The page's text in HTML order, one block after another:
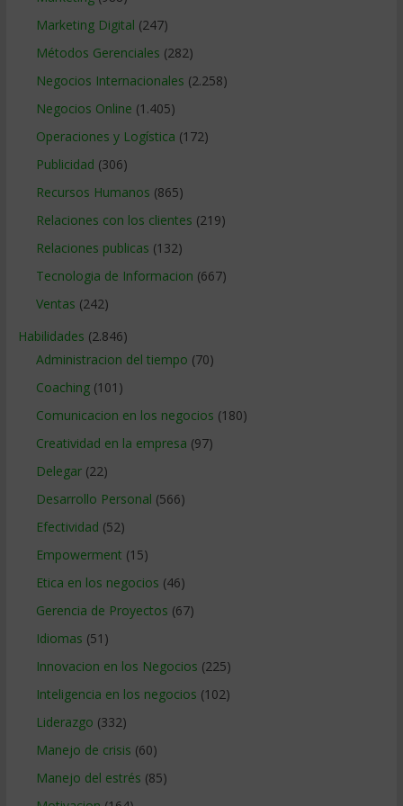
Marketing Digital (247)
Métodos Gerenciales (282)
Negocios Internacionales (2.258)
Negocios Online (1.405)
Operaciones y Logística (172)
Publicidad (306)
Recursos Humanos (865)
Relaciones con los clientes (219)
Relaciones publicas (132)
Tecnologia de Informacion (667)
Ventas (242)
Habilidades (2.846)
Administracion del tiempo (70)
Coaching(101)
Comunicacion en los negocios (180)
Creatividad en la empresa (97)
Delegar(22)
Desarrollo Personal (566)
Efectividad (52)
Empowerment (15)
Etica en los negocios (46)
Gerencia de Proyectos (67)
Idiomas (51)
Innovacion en los Negocios (225)
Inteligencia en los negocios (102)
Liderazgo (332)
Manejo de crisis (60)
Manejo del estrés (85)